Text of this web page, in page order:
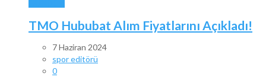
TMO Hububat Alım Fiyatlarını Açıkladı!
7 Haziran 2024
spor editörü
0